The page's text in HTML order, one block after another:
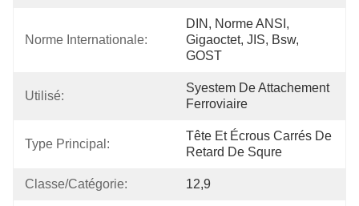
Norme Internationale:
DIN, Norme ANSI,
Gigaoctet, JIS, Bsw,
GOST
Utilisé:
Syestem De Attachement
Ferroviaire
Type Principal:
Tête Et Écrous Carrés De
Retard De Squre
Classe/catégorie: 12,9